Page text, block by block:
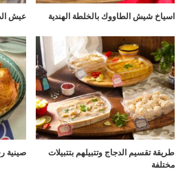
اسياخ شيش الطاووك بالخلطة الهندية عيش
طريقة تقسيم الدجاج وتتبيلهم بتتبيلات
مختلفة
صينية